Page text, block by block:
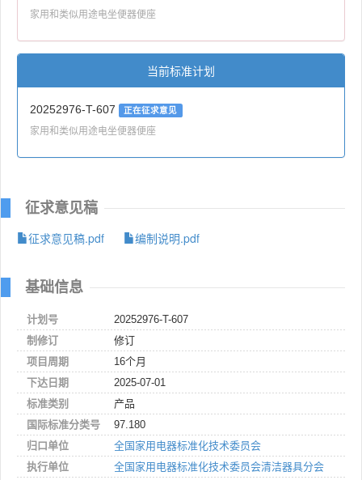
家用和类似用途电坐便器便座
当前标准计划
20252976-T-607 正在征求意见
家用和类似用途电坐便器便座
征求意见稿
征求意见稿.pdf
编制说明.pdf
基础信息
计划号
20252976-T-607
制修订
修订
项目周期
16个月
下达日期
2025-07-01
标准类别
产品
国际标准分类号
97.180
归口单位
全国家用电器标准化技术委员会
执行单位
全国家用电器标准化技术委员会清洁器具分会